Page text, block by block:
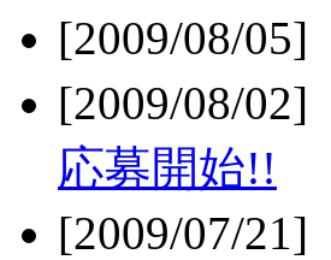
[2009/08/05]
[2009/08/02]
応募開始!!
[2009/07/21]